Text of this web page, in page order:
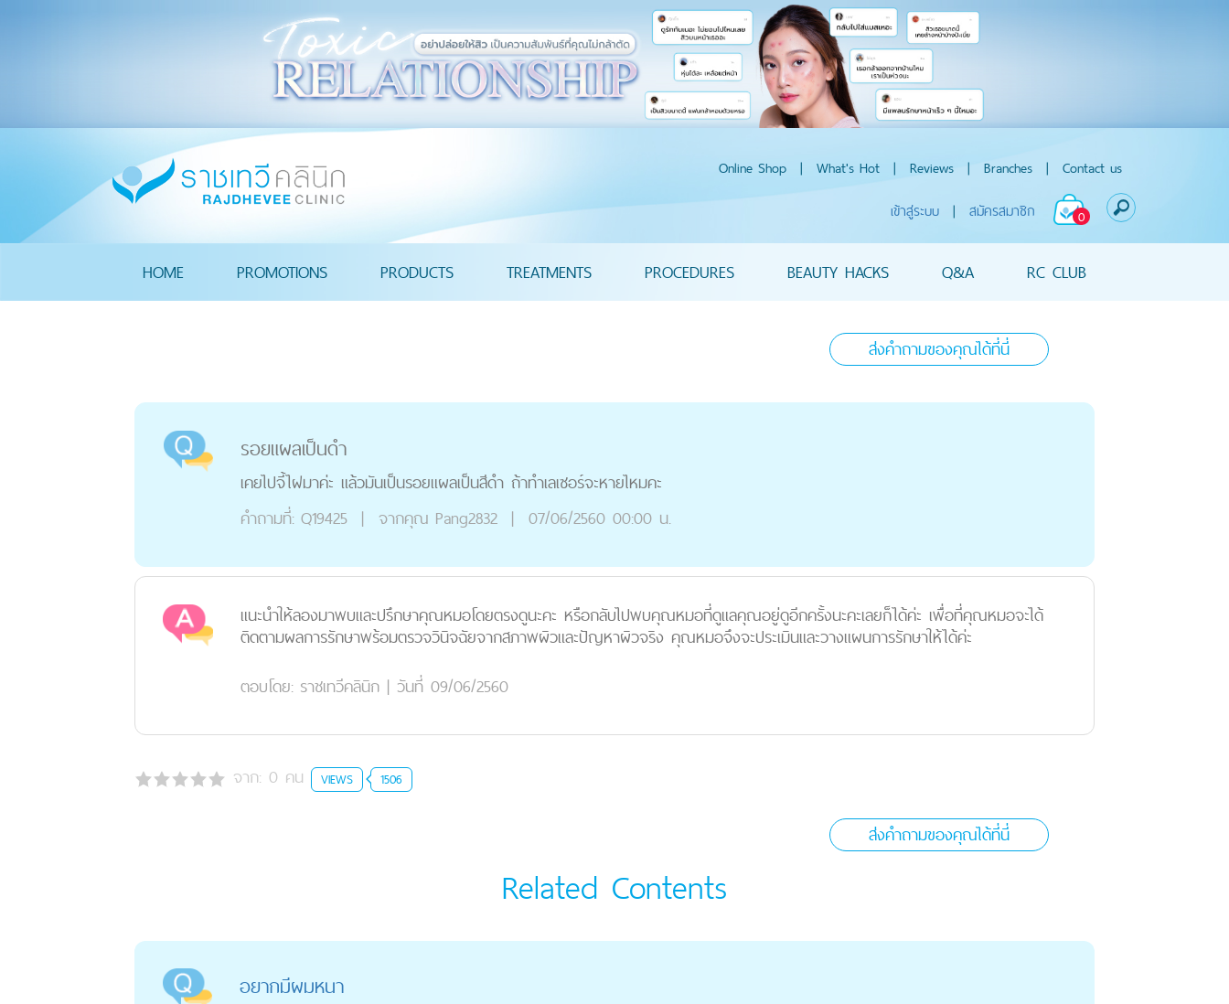
Online Shop | What's Hot | Reviews | Branches | Contact us
0
เข้าสู่ระบบ | สมัครสมาชิก
HOME PROMOTIONS PRODUCTS TREATMENTS PROCEDURES BEAUTY HACKS Q&A RC CLUB
ส่งคำถามของคุณได้ที่นี่
รอยแผลเป็นดำ
เคยไปจี้ไฝมาค่ะ แล้วมันเป็นรอยแผลเป็นสีดำ ถ้าทำเลเซอร์จะหายไหมคะ
คำถามที่: Q19425 | จากคุณ Pang2832 | 07/06/2560 00:00 น.
แนะนำให้ลองมาพบและปรึกษาคุณหมอโดยตรงดูนะคะ หรือกลับไปพบคุณหมอที่ดูแลคุณอยู่ดูอีกครั้งนะคะเลยก็ได้ค่ะ เพื่อที่คุณหมอจะได้
ติดตามผลการรักษาพร้อมตรวจวินิจฉัยจากสภาพผิวและปัญหาผิวจริง คุณหมอจึงจะประเมินและวางแผนการรักษาให้ได้ค่ะ
ตอบโดย: ราชเทวีคลินิก | วันที่ 09/06/2560
จาก: 0 คน VIEWS 1506
ส่งคำถามของคุณได้ที่นี่
Related Contents
อยากมีผมหนา